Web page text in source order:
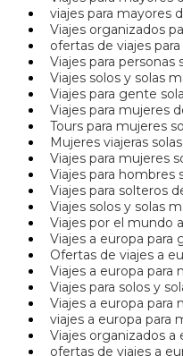
viajes para mayores
Viajes organizados
ofertas de viajes
Viajes para personas
Viajes solos y solas
Viajes para gente
Viajes para mujeres
Tours para mujeres
Mujeres viajeras solas
Viajes para mujeres
Viajes para hombres
Viajes para solteros
Viajes solos y solas
Viajes por el mundo
Viajes a europa para
Ofertas de viajes a
Viajes a europa para
Viajes para solos y
Viajes a europa para
viajes a europa para
Viajes organizados
ofertas de viajes a